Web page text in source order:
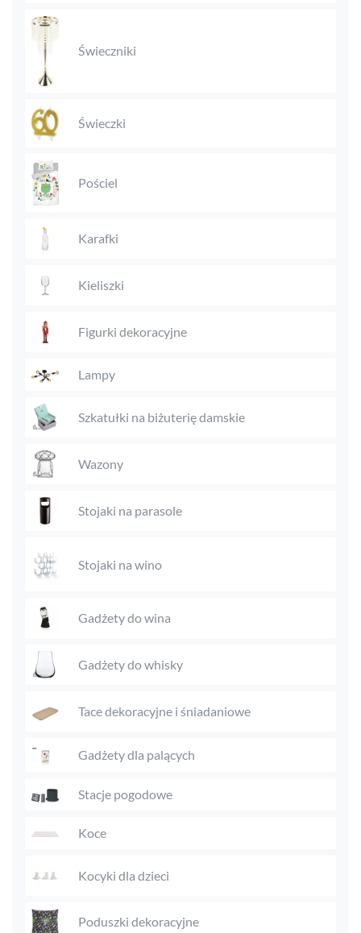
Świeczniki
Świeczki
Pościel
Karafki
Kieliszki
Figurki dekoracyjne
Lampy
Szkatułki na biżuterię damskie
Wazony
Stojaki na parasole
Stojaki na wino
Gadżety do wina
Gadżety do whisky
Tace dekoracyjne i śniadaniowe
Gadżety dla palących
Stacje pogodowe
Koce
Kocyki dla dzieci
Poduszki dekoracyjne